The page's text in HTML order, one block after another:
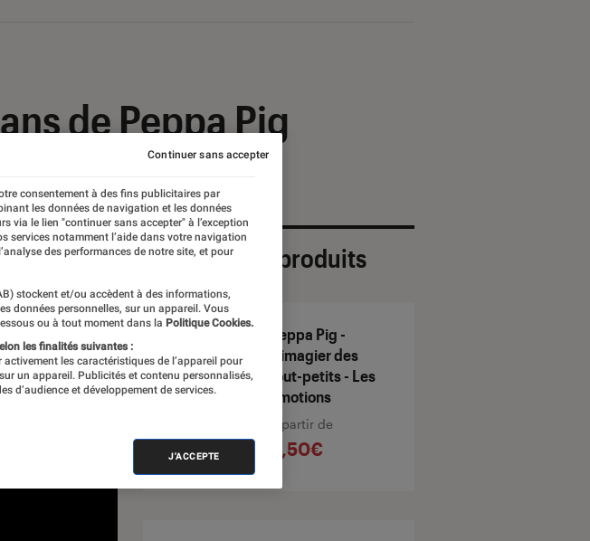
de Peppa Pig
Sélection de produits
Peppa Pig -
L'imagier des
tout-petits - Les
émotions
À partir de
6,50€
consentement à des fins publicitaires par
les données de navigation et les données
via le lien "continuer sans accepter" à l’exception
services notamment l’aide dans votre navigation
des performances de notre site, et pour
stockent et/ou accèdent à des informations,
données personnelles, sur un appareil. Vous
ou à tout moment dans la Politique Cookies.
les finalités suivantes :
les caractéristiques de l’appareil pour
un appareil. Publicités et contenu personnalisés,
d’audience et développement de services.
J'ACCEPTE
Continuer sans accepter